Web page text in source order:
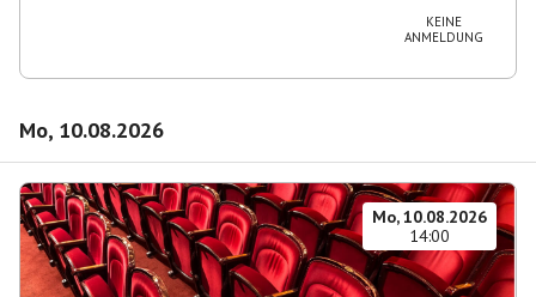
KEINE
ANMELDUNG
Mo, 10.08.2026
Mo, 10.08.2026
14:00